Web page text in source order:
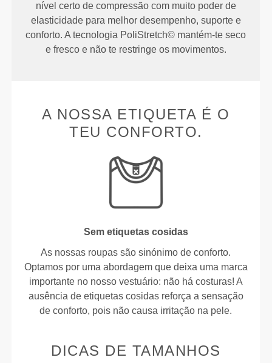
nível certo de compressão com muito poder de
elasticidade para melhor desempenho, suporte e
conforto. A tecnologia PoliStretch© mantém-te seco
e fresco e não te restringe os movimentos.
A NOSSA ETIQUETA É O
TEU CONFORTO.
Sem etiquetas cosidas
As nossas roupas são sinónimo de conforto.
Optamos por uma abordagem que deixa uma marca
importante no nosso vestuário: não há costuras! A
ausência de etiquetas cosidas reforça a sensação
de conforto, pois não causa irritação na pele.
DICAS DE TAMANHOS